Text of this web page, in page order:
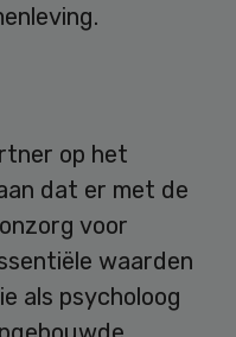
op het
dat er met de
voor
waarden
als psycholoog